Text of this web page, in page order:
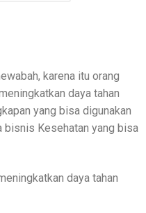
karena itu orang
daya tahan
yang bisa digunakan
bisnis Kesehatan yang bisa
daya tahan